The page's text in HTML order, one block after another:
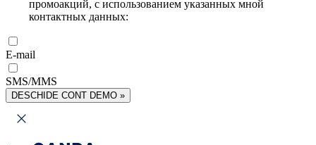
промоакций, с использованием указанных мной
контактных данных:
E-mail
SMS/MMS
DESCHIDE CONT DEMO »